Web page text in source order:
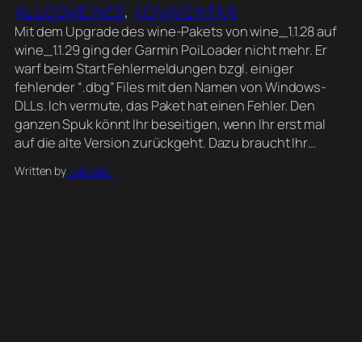
ALLGEMEINES, KOMMENTAR
Mit dem Upgrade des wine-Pakets von wine_1.1.28 auf
wine_1.1.29 ging der Garmin PoiLoader nicht mehr. Er
warf beim Start Fehlermeldungen bzgl. einiger
fehlender “.dbg” Files mit den Namen von Windows-
DLLs. Ich vermute, das Paket hat einen Fehler. Den
ganzen Spuk könnt Ihr beseitigen, wenn Ihr erst mal
auf die alte Version zurückgeht. Dazu braucht Ihr…
Written byhelixrider